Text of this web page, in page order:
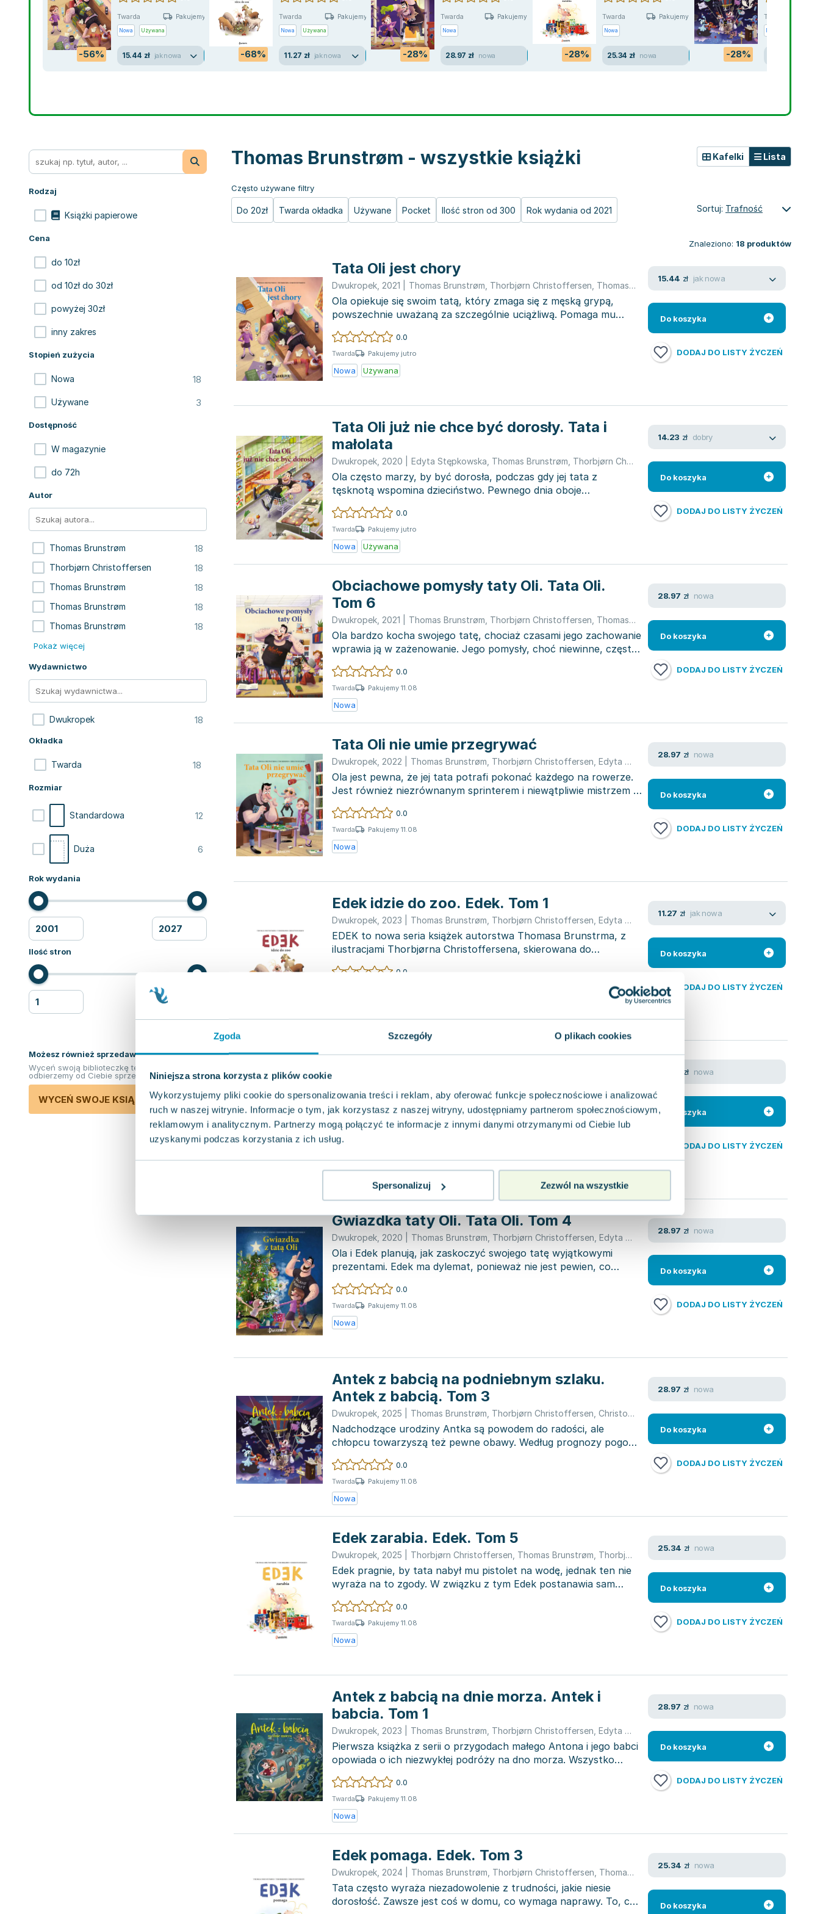
Zgoda Szczegóły O plikach cookies
Niniejsza strona korzysta z plików cookie
Wykorzystujemy pliki cookie do spersonalizowania treści i reklam, aby oferować funkcje społecznościowe i analizować
ruch w naszej witrynie. Informacje o tym, jak korzystasz z naszej witryny, udostępniamy partnerom społecznościowym,
reklamowym i analitycznym. Partnerzy mogą połączyć te informacje z innymi danymi otrzymanymi od Ciebie lub
uzyskanymi podczas korzystania z ich usług.
Spersonalizuj Zezwól na wszystkie
-56%
Twarda Pakujemy jutro
Nowa Używana
15.44 zł jak nowa -68%
Twarda Pakujemy jutro
Nowa Używana
11.27 zł jak nowa -28%
Twarda Pakujemy 11.08
Nowa
28.97 zł nowa -28%
Twarda Pakujemy 11.08
Nowa
25.34 zł nowa -28%
Twarda
Nowa
Rodzaj
Książki papierowe
Cena
do 10zł
od 10zł do 30zł
powyżej 30zł
inny zakres
Stopień zużycia
Nowa 18
Używane 3
Dostępność
W magazynie
do 72h
Autor
Thomas Brunstrøm 18
Thorbjørn Christoffersen 18
Thomas Brunstrøm 18
Thomas Brunstrøm 18
Thomas Brunstrøm 18
Pokaż więcej
Wydawnictwo
Dwukropek 18
Okładka
Twarda 18
Rozmiar
Standardowa 12
Duża 6
Rok wydania
Ilość stron
Możesz również sprzedawać ksiązki!
Wyceń swoją biblioteczkę teraz. Odkupimy i
odbierzemy od Ciebie sprzedane książki.
WYCEŃ SWOJE KSIĄŻKI
Thomas Brunstrøm - wszystkie książki
Często używane filtry
Do 20zł Twarda okładka Używane Pocket Ilość stron od 300 Rok wydania od 2021
Kafelki Lista
Sortuj: Trafność
Znaleziono: 18 produktów
Tata Oli jest chory
Dwukropek 2021 Thomas Brunstrøm Thorbjørn Christoffersen Thomas Brunstrøm Thomas Brunstrøm Thomas
Ola opiekuje się swoim tatą, który zmaga się z męską grypą,
powszechnie uważaną za szczególnie uciążliwą. Pomaga mu
poprzez przyno...
0.0
Twarda Pakujemy jutro
Nowa Używana
15.44 zł jak nowa
Do koszyka
DODAJ DO LISTY ŻYCZEŃ
Tata Oli już nie chce być dorosły. Tata i
małolata
Dwukropek 2020 Edyta Stępkowska Thomas Brunstrøm Thorbjørn Christoffersen ,Thomas Brunstrøm,Thomas
Ola często marzy, by być dorosła, podczas gdy jej tata z
tęsknotą wspomina dzieciństwo. Pewnego dnia oboje
postanawiają zamienić s...
0.0
Twarda Pakujemy jutro
Nowa Używana
14.23 zł dobry
Do koszyka
DODAJ DO LISTY ŻYCZEŃ
Obciachowe pomysły taty Oli. Tata Oli.
Tom 6
Dwukropek 2021 Thomas Brunstrøm Thorbjørn Christoffersen Thomas Brunstrøm ,Thomas Brunstrøm,Thomas
Ola bardzo kocha swojego tatę, chociaż czasami jego zachowanie
wprawia ją w zażenowanie. Jego pomysły, choć niewinne, często
spraw...
0.0
Twarda Pakujemy 11.08
Nowa
28.97 zł nowa
Do koszyka
DODAJ DO LISTY ŻYCZEŃ
Tata Oli nie umie przegrywać
Dwukropek 2022 Thomas Brunstrøm Thorbjørn Christoffersen Edyta Świętek Thomas
Ola jest pewna, że jej tata potrafi pokonać każdego na rowerze.
Jest również niezrównanym sprinterem i niewątpliwie mistrzem w
poc...
0.0
Twarda Pakujemy 11.08
Nowa
28.97 zł nowa
Do koszyka
DODAJ DO LISTY ŻYCZEŃ
Edek idzie do zoo. Edek. Tom 1
Dwukropek 2023 Thomas Brunstrøm Thorbjørn Christoffersen Edyta Świętek Christoffersen Thorbjrn Thomas
EDEK to nowa seria książek autorstwa Thomasa Brunstrma, z
ilustracjami Thorbjørna Christoffersena, skierowana do
najmłodszych czyt...
0.0
11.27 zł jak nowa
Do koszyka
DODAJ DO LISTY ŻYCZEŃ
Thomas
Tata postanowił zabrać Olę, Edka i kolegę Oli, Stefka, na biwak
do lasu, aby oderwać ich od komputerów i technologii. Podczas
tej...
0.0
Twarda
Nowa
zł nowa
Do koszyka
DODAJ DO LISTY ŻYCZEŃ
Gwiazdka taty Oli. Tata Oli. Tom 4
Dwukropek 2020 Thomas Brunstrøm Thorbjørn Christoffersen Edyta Świętek Thomas
Ola i Edek planują, jak zaskoczyć swojego tatę wyjątkowymi
prezentami. Edek ma dylemat, ponieważ nie jest pewien, co
mogłoby spraw...
0.0
Twarda Pakujemy 11.08
Nowa
28.97 zł nowa
Do koszyka
DODAJ DO LISTY ŻYCZEŃ
Antek z babcią na podniebnym szlaku.
Antek z babcią. Tom 3
Dwukropek 2025 Thomas Brunstrøm Thorbjørn Christoffersen Christoffersen Thorbjrn ,Thomas Brunstrøm,Thomas
Nadchodzące urodziny Antka są powodem do radości, ale
chłopcu towarzyszą też pewne obawy. Według prognozy pogody,
tego dnia przewi...
0.0
Twarda Pakujemy 11.08
Nowa
28.97 zł nowa
Do koszyka
DODAJ DO LISTY ŻYCZEŃ
Edek zarabia. Edek. Tom 5
Dwukropek 2025 Thorbjørn Christoffersen Thomas Brunstrøm Thorbjørn Christoffersen Christoffersen Thorbjrn
Edek pragnie, by tata nabył mu pistolet na wodę, jednak ten nie
wyraża na to zgody. W związku z tym Edek postanawia sam
zdobyć pot...
0.0
Twarda Pakujemy 11.08
Nowa
25.34 zł nowa
Do koszyka
DODAJ DO LISTY ŻYCZEŃ
Antek z babcią na dnie morza. Antek i
babcia. Tom 1
Dwukropek 2023 Thomas Brunstrøm Thorbjørn Christoffersen Edyta Świętek ,Christoffersen Thorbjrn,Thomas
Pierwsza książka z serii o przygodach małego Antona i jego babci
opowiada o ich niezwykłej podróży na dno morza. Wszystko
zaczyna...
0.0
Twarda Pakujemy 11.08
Nowa
28.97 zł nowa
Do koszyka
DODAJ DO LISTY ŻYCZEŃ
Edek pomaga. Edek. Tom 3
Dwukropek 2024 Thomas Brunstrøm Thorbjørn Christoffersen Thomas Brunstrøm Thomas
Tata często wyraża niezadowolenie z trudności, jakie niesie
dorosłość. Zawsze jest coś w domu, co wymaga naprawy. To, co
25.34 zł nowa
Do koszyka